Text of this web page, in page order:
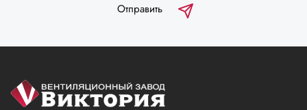
Отправить